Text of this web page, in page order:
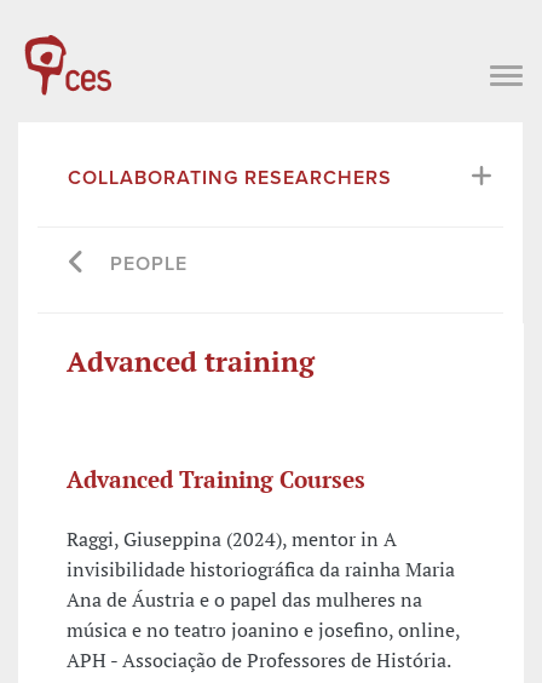
COLLABORATING RESEARCHERS
PEOPLE
Advanced training
Advanced Training Courses
Raggi, Giuseppina (2024), mentor in A
invisibilidade historiográfica da rainha Maria
Ana de Áustria e o papel das mulheres na
música e no teatro joanino e josefino, online,
APH - Associação de Professores de História.